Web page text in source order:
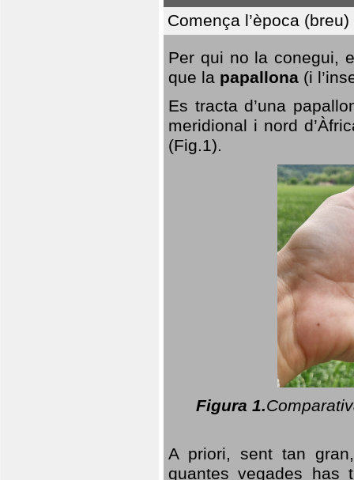
Comença l’època
Per qui no la conegui,
que la papallona (i
Es tracta d’una
meridional i nord
(Fig.1).
Figura 1.
A priori, sent tan
quantes vegades has